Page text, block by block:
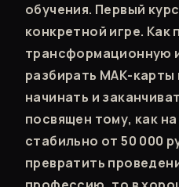
обучения. Первый
конкретной игре. Как
трансформационную
разбирать МАК-карты
начинать и
посвящен тому, как
стабильно от 50 000
превратить